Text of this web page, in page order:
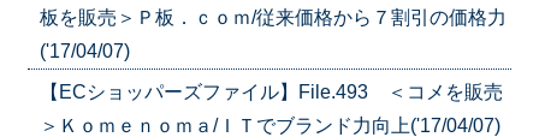
板を販売＞Ｐ板．ｃｏｍ/従来価格から７割引の価格力
('17/04/07)
【ECショッパーズファイル】File.493 ＜コメを販売
＞Ｋｏｍｅｎｏｍａ/ＩＴでブランド力向上('17/04/07)